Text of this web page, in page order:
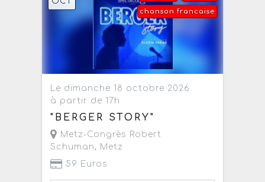
chanson francaise
Le dimanche 18 octobre 2026
à partir de 17h
"BERGER STORY"
Metz-Congrès Robert
Schuman, Metz
59 Euros